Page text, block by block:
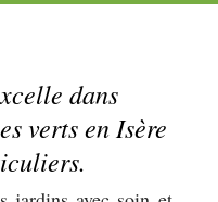
dans
verts en Isère